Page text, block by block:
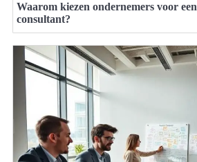
Waarom kiezen ondernemers voor
consultant?